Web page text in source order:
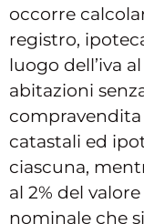
occorre
registro,
luogo dell’iva
abitazioni
catastali ed
ciascuna,
al 2% del
nominale che